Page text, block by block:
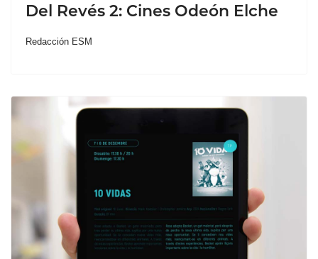
Del Revés 2: Cines Odeón Elche
Redacción ESM